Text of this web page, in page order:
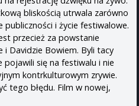
bliskością utrwala zarówno
publiczności i życie festiwalowe.
przecież za powstanie
Davidzie Bowiem. Byli tacy
pojawili się na festiwalu i nie
kontrkulturowym zrywie.
tego błędu. Film w nowej,